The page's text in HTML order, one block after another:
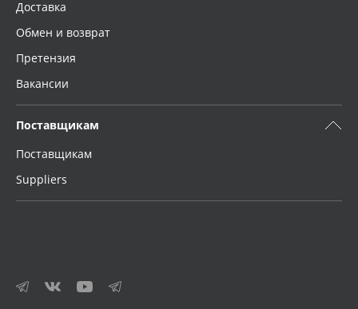
Доставка
Обмен и возврат
Претензия
Вакансии
Поставщикам
Поставщикам
Suppliers